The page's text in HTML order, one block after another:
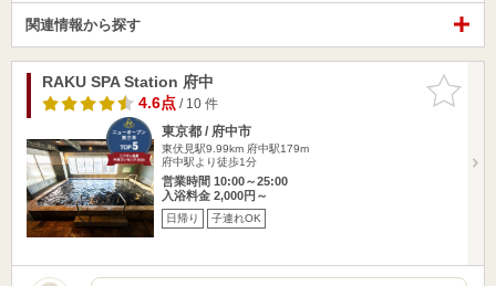
関連情報から探す
お気に入
りに追加
RAKU SPA Station 府中
4.6点/ 10 件
東京都 / 府中市
東伏見駅9.99km 府中駅179m
府中駅より徒歩1分
営業時間 10:00～25:00
入浴料金 2,000円～
日帰り 子連れOK